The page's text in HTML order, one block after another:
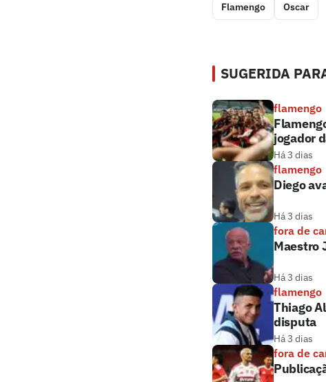
Flamengo Oscar
SUGERIDA
flamengo
jogador
Há 3 dias
flamengo
Diego
Há 3 dias
fora de
Maestro
Há 3 dias
flamengo
Thiago
disputa
Há 3 dias
fora de